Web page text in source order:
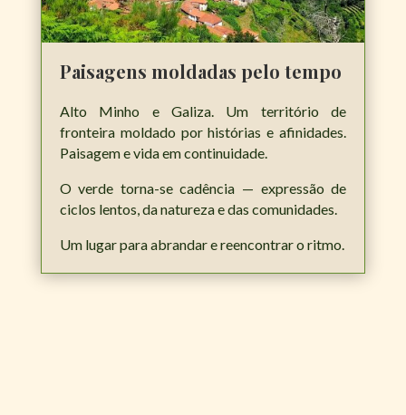
Paisagens moldadas pelo tempo
Alto Minho e Galiza. Um território de
fronteira moldado por histórias e afinidades.
Paisagem e vida em continuidade.
O verde torna-se cadência — expressão de
ciclos lentos, da natureza e das comunidades.
Um lugar para abrandar e reencontrar o ritmo.